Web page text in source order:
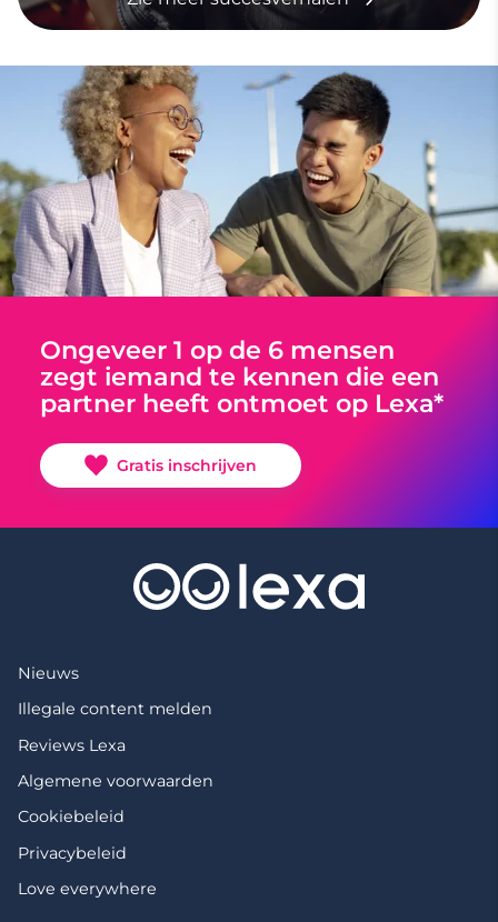
Ongeveer 1 op de 6 mensen
zegt iemand te kennen die een
partner heeft ontmoet op Lexa*
Gratis inschrijven
Nieuws
Illegale content melden
Reviews Lexa
Algemene voorwaarden
Cookiebeleid
Privacybeleid
Love everywhere